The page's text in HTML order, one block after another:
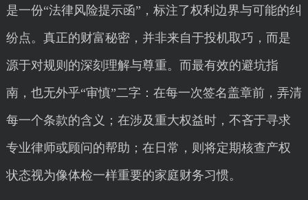
是一份“法律风险提示函”，标注了权利边界与可能的纠
纷点。真正的财富秘密，并非来自于投机取巧，而是
源于对规则的深刻理解与尊重。而最有效的避坑指
南，也无外乎“审慎”二字：在每一次签名盖章前，弄清
每一个条款的含义；在涉及重大权益时，不吝于寻求
专业律师或顾问的帮助；在日常，则将定期核查产权
状态视为像体检一样重要的家庭财务习惯。